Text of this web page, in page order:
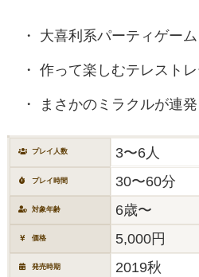
大喜利系パーティゲーム
作って楽しむテレスト
まさかのミラクルが連発
プレイ人数 3〜6人
プレイ時間 30〜60分
対象年齢 6歳〜
価格 5,000円
発売時期 2019秋